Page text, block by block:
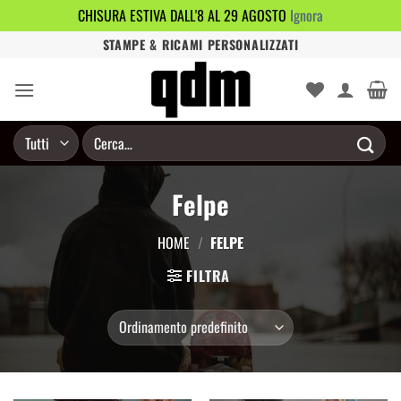
CHISURA ESTIVA DALL'8 AL 29 AGOSTO Ignora
contenuti
STAMPE & RICAMI PERSONALIZZATI
Cerca:
Felpe
HOME / FELPE
FILTRA